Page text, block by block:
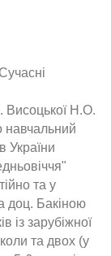
Висоцької Н.О.
навчальний
України
та у
доц. Бакіною
із зарубіжної
та двох (у